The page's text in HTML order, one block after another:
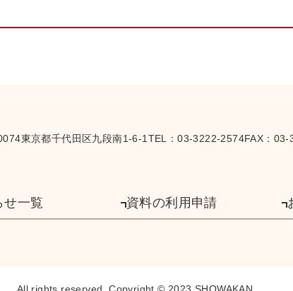
東京都千代田区九段南1-6-1 TEL：03-3222-2574FAX：
せ一覧 資料の利用申請